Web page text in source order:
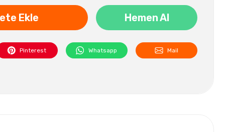
Ekle Hemen Al
Pinterest Whatsapp Mail